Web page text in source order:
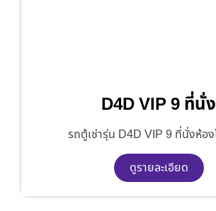
D4D VIP 9 ที่นั่ง
รถตู้เช่ารุ่น D4D VIP 9 ที่นั่งห้อ
ดูรายละเอียด